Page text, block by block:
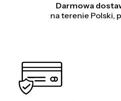
Darmowa
na terenie Polski,